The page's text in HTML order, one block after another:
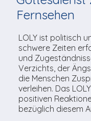
Lokalfernsehen
Links
LOLY-Shop
Flos
Unsere TopSpot-
UnsereWeg zum
Fernsehen
LOLY ist politisch
schwere Zeiten
und
Verzichts, der
die Menschen
verleihen. Das
positiven
bezüglich diesem